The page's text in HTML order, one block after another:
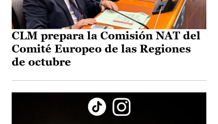
CLM prepara la Comisión NAT del
Comité Europeo de las Regiones
de octubre